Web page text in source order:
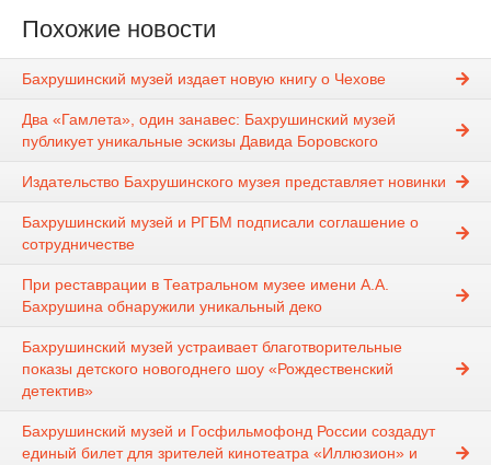
Похожие новости
Бахрушинский музей издает новую книгу о Чехове
Два «Гамлета», один занавес: Бахрушинский музей
публикует уникальные эскизы Давида Боровского
Издательство Бахрушинского музея представляет новинки
Бахрушинский музей и РГБМ подписали соглашение о
сотрудничестве
При реставрации в Театральном музее имени А.А.
Бахрушина обнаружили уникальный деко
Бахрушинский музей устраивает благотворительные
показы детского новогоднего шоу «Рождественский
детектив»
Бахрушинский музей и Госфильмофонд России создадут
единый билет для зрителей кинотеатра «Иллюзион» и